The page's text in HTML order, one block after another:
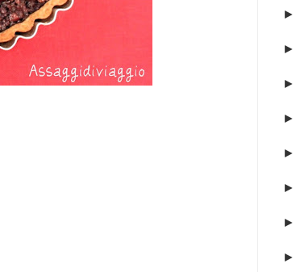
►
►
►
►
►
►
►
►